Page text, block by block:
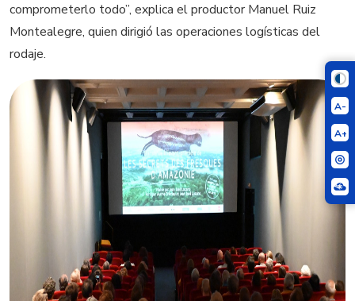
A-
A+
comprometerlo todo”, explica el productor Manuel Ruiz
Montealegre, quien dirigió las operaciones logísticas del
rodaje.